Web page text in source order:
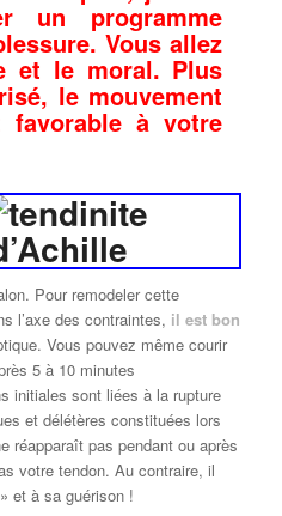
un programme
Vous allez
et le moral. Plus
le mouvement
favorable à votre
Pour remodeler cette
l’axe des contraintes, il est bon
Vous pouvez même courir
5 à 10 minutes
initiales sont liées à la rupture
et délétères constituées lors
réapparaît pas pendant ou après
votre tendon. Au contraire, il
et à sa guérison !